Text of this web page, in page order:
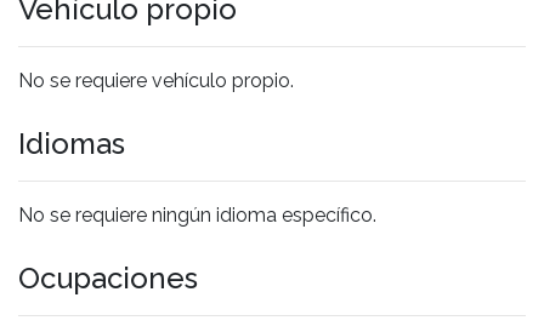
Vehículo propio
No se requiere vehículo propio.
Idiomas
No se requiere ningún idioma específico.
Ocupaciones